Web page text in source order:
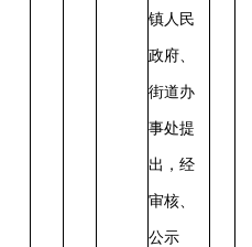
镇人民
政府、
街道办
事处提
出，经
审核、
公示